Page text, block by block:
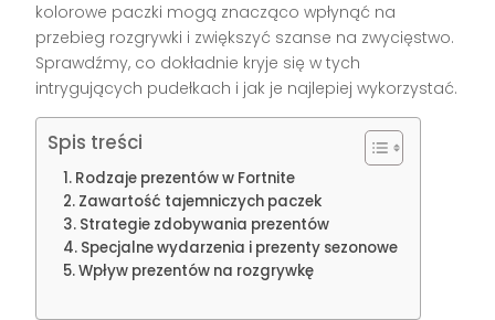
kolorowe paczki mogą znacząco wpłynąć na
przebieg rozgrywki i zwiększyć szanse na zwycięstwo.
Sprawdźmy, co dokładnie kryje się w tych
intrygujących pudełkach i jak je najlepiej wykorzystać.
Spis treści
Rodzaje prezentów w Fortnite
Zawartość tajemniczych paczek
Strategie zdobywania prezentów
Specjalne wydarzenia i prezenty sezonowe
Wpływ prezentów na rozgrywkę